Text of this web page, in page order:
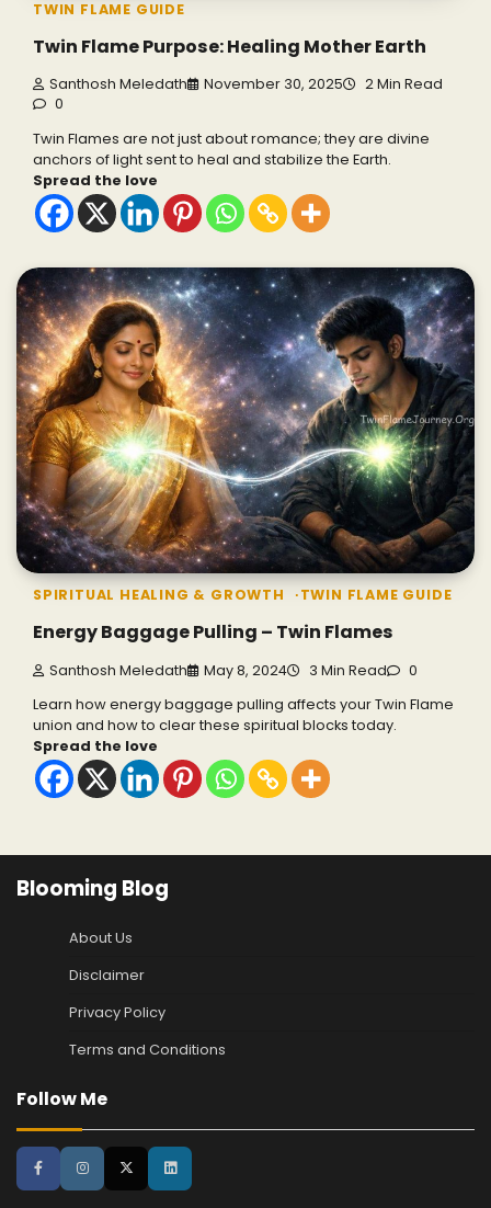
TWIN FLAME GUIDE
Twin Flame Purpose: Healing Mother Earth
Santhosh Meledath November 30, 2025
2 Min Read
0
Twin Flames are not just about romance; they are divine
anchors of light sent to heal and stabilize the Earth.
Spread the love
SPIRITUAL HEALING & GROWTH TWIN FLAME GUIDE
Energy Baggage Pulling – Twin Flames
Santhosh Meledath May 8, 2024 3 Min Read 0
Learn how energy baggage pulling affects your Twin Flame
union and how to clear these spiritual blocks today.
Spread the love
Blooming Blog
About Us
Disclaimer
Privacy Policy
Terms and Conditions
Follow Me